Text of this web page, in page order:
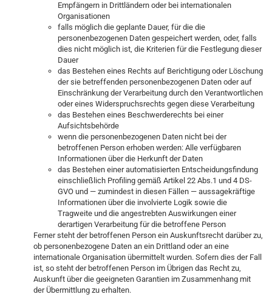
Empfängern in Drittländern oder bei internationalen
Organisationen
falls möglich die geplante Dauer, für die die
personenbezogenen Daten gespeichert werden, oder, falls
dies nicht möglich ist, die Kriterien für die Festlegung dieser
Dauer
das Bestehen eines Rechts auf Berichtigung oder Löschung
der sie betreffenden personenbezogenen Daten oder auf
Einschränkung der Verarbeitung durch den Verantwortlichen
oder eines Widerspruchsrechts gegen diese Verarbeitung
das Bestehen eines Beschwerderechts bei einer
Aufsichtsbehörde
wenn die personenbezogenen Daten nicht bei der
betroffenen Person erhoben werden: Alle verfügbaren
Informationen über die Herkunft der Daten
das Bestehen einer automatisierten Entscheidungsfindung
einschließlich Profiling gemäß Artikel 22 Abs.1 und 4 DS-
GVO und — zumindest in diesen Fällen — aussagekräftige
Informationen über die involvierte Logik sowie die
Tragweite und die angestrebten Auswirkungen einer
derartigen Verarbeitung für die betroffene Person
Ferner steht der betroffenen Person ein Auskunftsrecht darüber zu,
ob personenbezogene Daten an ein Drittland oder an eine
internationale Organisation übermittelt wurden. Sofern dies der Fall
ist, so steht der betroffenen Person im Übrigen das Recht zu,
Auskunft über die geeigneten Garantien im Zusammenhang mit
der Übermittlung zu erhalten.